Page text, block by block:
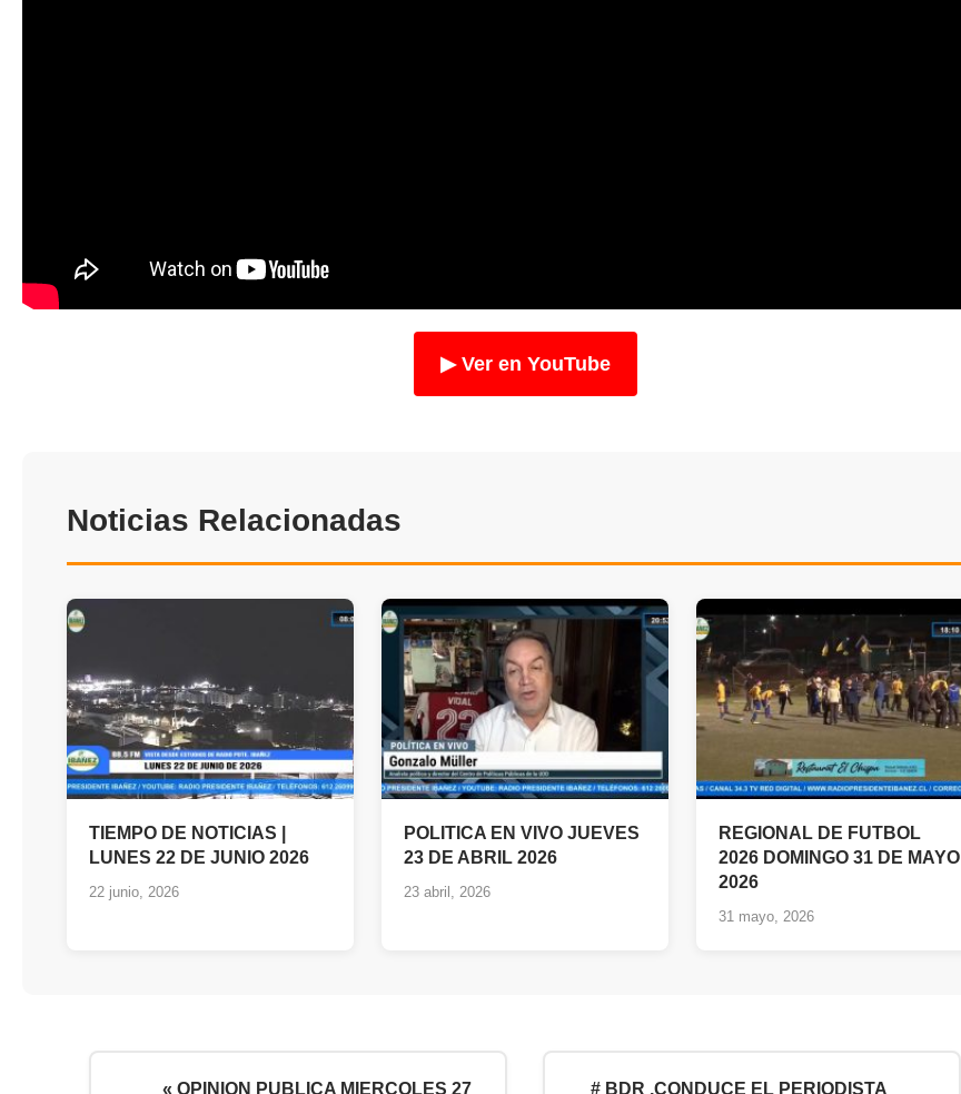
▶ Ver en YouTube
Noticias Relacionadas
TIEMPO DE NOTICIAS |
LUNES 22 DE JUNIO 2026
22 junio, 2026
POLITICA EN VIVO JUEVES
23 DE ABRIL 2026
23 abril, 2026
REGIONAL DE FUTBOL
2026 DOMINGO 31 DE MAYO
2026
31 mayo, 2026
« OPINION PUBLICA MIERCOLES 27
# BDR ,CONDUCE EL PERIODISTA